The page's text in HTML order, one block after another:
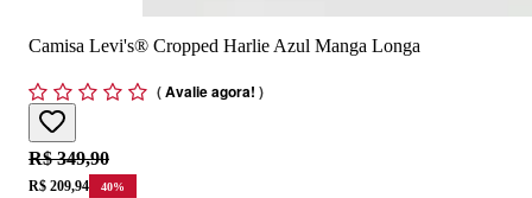
Camisa Levi's® Cropped Harlie Azul Manga Longa
(Avalie agora! )
Original price:
R$ 349,90
Price:
R$ 209,94 40%